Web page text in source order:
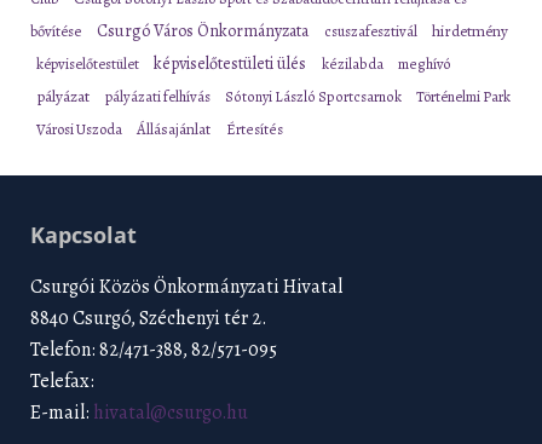
bővítése
Csurgó Város Önkormányzata csuszafesztivál hirdetmény
képviselőtestület képviselőtestületi ülés kézilabda meghívó
pályázat pályázati felhívás Sótonyi László Sportcsarnok
Történelmi Park
Városi Uszoda
Állásajánlat Értesítés
Kapcsolat
Csurgói Közös Önkormányzati Hivatal
8840 Csurgó, Széchenyi tér 2.
Telefon: 82/471-388, 82/571-095
Telefax:
E-mail: hivatal@csurgo.hu